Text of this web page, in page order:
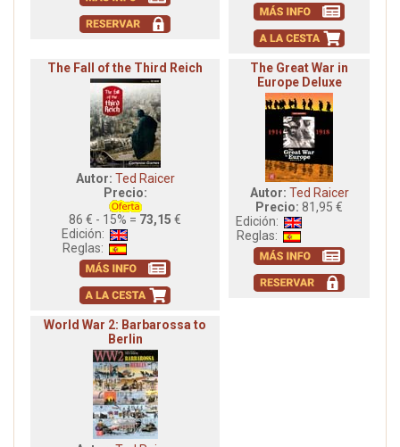
The Fall of the Third Reich
Autor: Ted Raicer
Precio:
86 € - 15% = 73,15 €
Edición:
Reglas:
The Great War in
Europe Deluxe
Autor: Ted Raicer
Precio: 81,95 €
Edición:
Reglas:
World War 2: Barbarossa to
Berlin